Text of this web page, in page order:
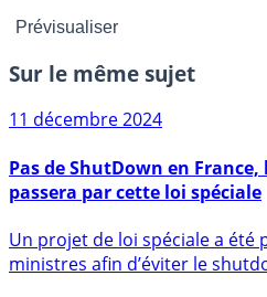
Sur le même sujet
Pas de ShutDown en France,
Un projet de loi spéciale a été